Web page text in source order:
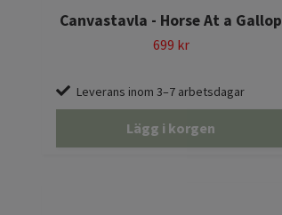
Canvastavla - Horse At a Gallop
699 kr
Leverans inom 3–7 arbetsdagar
Lägg i korgen